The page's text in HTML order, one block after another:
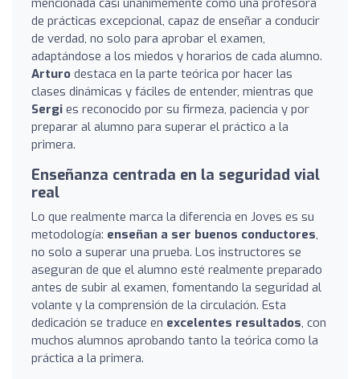
de prácticas excepcional, capaz de enseñar a conducir
de verdad, no solo para aprobar el examen,
adaptándose a los miedos y horarios de cada alumno.
Arturo destaca en la parte teórica por hacer las
clases dinámicas y fáciles de entender, mientras que
Sergi es reconocido por su firmeza, paciencia y por
preparar al alumno para superar el práctico a la
primera.
Enseñanza centrada en la seguridad vial
real
Lo que realmente marca la diferencia en Joves es su
metodología: enseñan a ser buenos conductores,
no solo a superar una prueba. Los instructores se
aseguran de que el alumno esté realmente preparado
antes de subir al examen, fomentando la seguridad al
volante y la comprensión de la circulación. Esta
dedicación se traduce en excelentes resultados, con
muchos alumnos aprobando tanto la teórica como la
práctica a la primera.